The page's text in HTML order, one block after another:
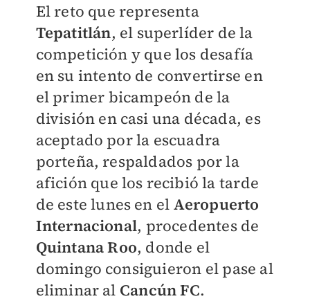
El reto que representa
Tepatitlán, el superlíder de la
competición y que los desafía
en su intento de convertirse en
el primer bicampeón de la
división en casi una década, es
aceptado por la escuadra
porteña, respaldados por la
afición que los recibió la tarde
de este lunes en el Aeropuerto
Internacional, procedentes de
Quintana Roo, donde el
domingo consiguieron el pase al
eliminar al Cancún FC.